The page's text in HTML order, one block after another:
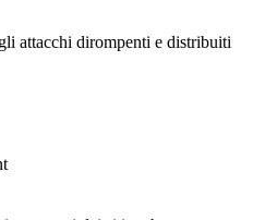
attacchi dirompenti e distribuiti